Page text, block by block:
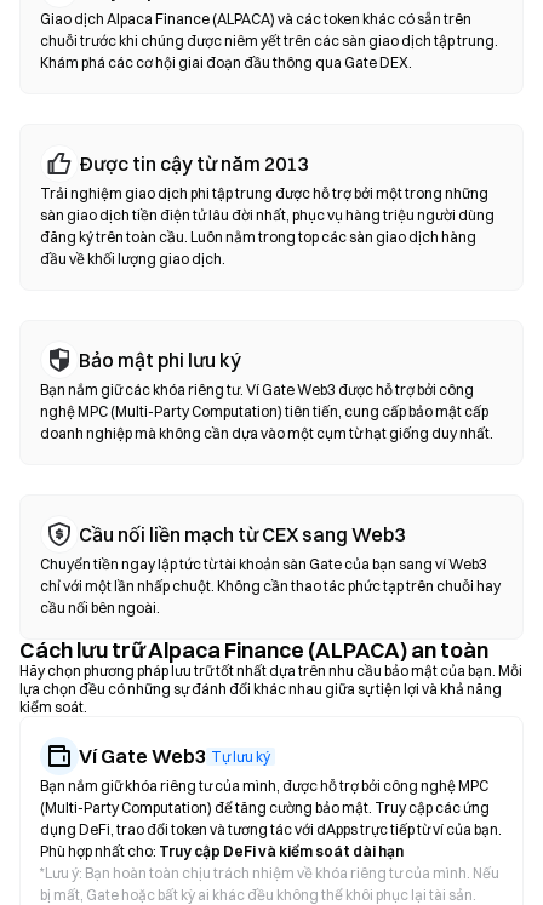
thông qua sàn giao dịch trước. Luôn sao lưu cụm từ hạt giống và
xác minh địa chỉ hợp đồng trước khi xác nhận bất kỳ giao dịch
nào.
Giao dịch trực tiếp giữa người dùng với nhau mà không cần trung
gian. DEX sử dụng hợp đồng thông minh để thực hiện các giao
dịch hoán đổi trên chuỗi—không cần đăng ký hoặc xác minh danh
tính. Kết nối ví tương thích, chọn cặp token, thiết lập mức độ
trượt giá và xác nhận giao dịch. Lưu ý rằng phí gas sẽ được áp
thích EVM như Ethereum, BNB Chain và Polygon.
Giao dịch Alpaca Finance (ALPACA) và các token khác có sẵn trên
chuỗi trước khi chúng được niêm yết trên các sàn giao dịch tập trung.
Khám phá các cơ hội giai đoạn đầu thông qua Gate DEX.
Được tin cậy từ năm 2013
Trải nghiệm giao dịch phi tập trung được hỗ trợ bởi một trong những
sàn giao dịch tiền điện tử lâu đời nhất, phục vụ hàng triệu người dùng
đăng ký trên toàn cầu. Luôn nằm trong top các sàn giao dịch hàng
đầu về khối lượng giao dịch.
Bảo mật phi lưu ký
Bạn nắm giữ các khóa riêng tư. Ví Gate Web3 được hỗ trợ bởi công
nghệ MPC (Multi-Party Computation) tiên tiến, cung cấp bảo mật cấp
doanh nghiệp mà không cần dựa vào một cụm từ hạt giống duy nhất.
Cầu nối liền mạch từ CEX sang Web3
Chuyển tiền ngay lập tức từ tài khoản sàn Gate của bạn sang ví Web3
chỉ với một lần nhấp chuột. Không cần thao tác phức tạp trên chuỗi hay
cầu nối bên ngoài.
Cách lưu trữ Alpaca Finance (ALPACA) an toàn
Hãy chọn phương pháp lưu trữ tốt nhất dựa trên nhu cầu bảo mật của bạn. Mỗi
lựa chọn đều có những sự đánh đổi khác nhau giữa sự tiện lợi và khả năng
kiểm soát.
Ví Gate Web3 Tự lưu ký
Bạn nắm giữ khóa riêng tư của mình, được hỗ trợ bởi công nghệ MPC
(Multi-Party Computation) để tăng cường bảo mật. Truy cập các ứng
dụng DeFi, trao đổi token và tương tác với dApps trực tiếp từ ví của bạn.
Phù hợp nhất cho: Truy cập DeFi và kiểm soát dài hạn
*Lưu ý: Bạn hoàn toàn chịu trách nhiệm về khóa riêng tư của mình. Nếu
bị mất, Gate hoặc bất kỳ ai khác đều không thể khôi phục lại tài sản.